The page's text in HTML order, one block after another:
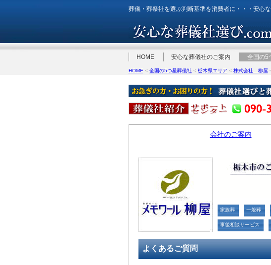
葬儀・葬祭社を選ぶ判断基準を消費者に・・・安心
HOME 安心な葬儀社のご案内 全国の5
HOME < 全国の5つ星葬儀社< 栃木県エリア < 株式会社 柳屋
会社のご案内
家族葬 一般葬
事後相談サービス
よくあるご質問